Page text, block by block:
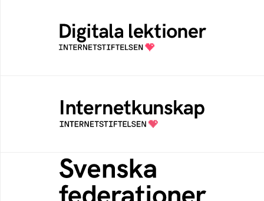
Öppen digital lärresurs med färdiga lektioner
för alla stadier i grundskolan
Samlad kunskap som hjälper dig att bli en
säker och medveten internetanvändare
Svenska federationer
Grunden för medlemskap i en sektors- eller
kontextspecifik federation